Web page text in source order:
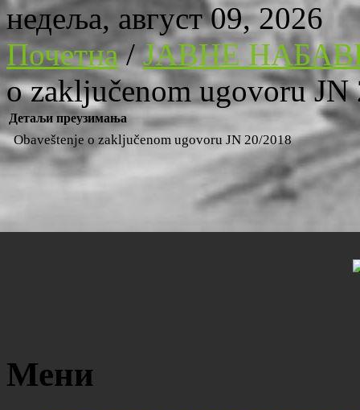
недеља, август 09, 2026
Почетна/ЈАВНЕ
o zaključenom ugovoru JN
Детаљи преузимања
Obaveštenje o zaključenom ugovoru JN 20/2018
Мени